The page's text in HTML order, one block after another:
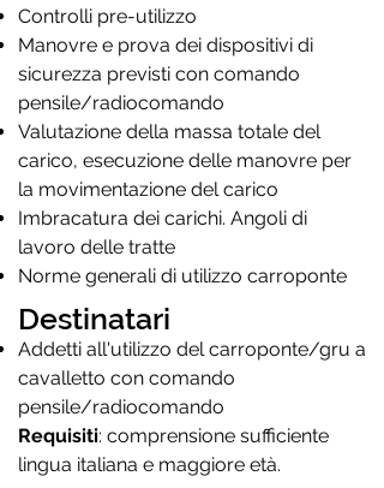
Controlli pre-utilizzo
Manovre e prova dei dispositivi di
sicurezza previsti con comando
pensile/radiocomando
Valutazione della massa totale del
carico, esecuzione delle manovre per
la movimentazione del carico
Imbracatura dei carichi. Angoli di
lavoro delle tratte
Norme generali di utilizzo carroponte
Destinatari
Addetti all'utilizzo del carroponte/gru a
cavalletto con comando
pensile/radiocomando
Requisiti: comprensione sufficiente
lingua italiana e maggiore età.